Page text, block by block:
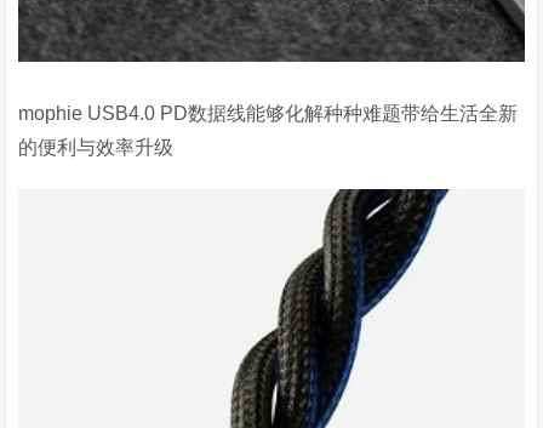
mophie USB4.0 PD数据线能够化解种种难题带给生活全新
的便利与效率升级